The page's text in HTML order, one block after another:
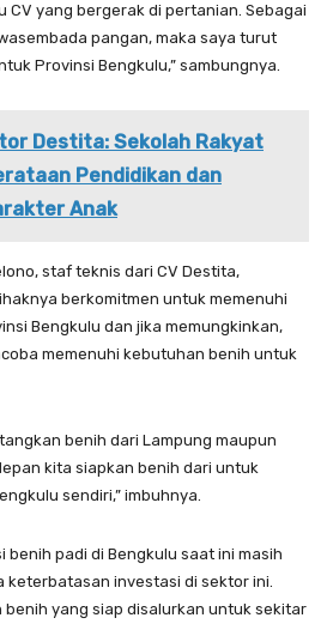
CV yang bergerak di pertanian. Sebagai
pangan, maka saya turut
Provinsi Bengkulu,” sambungnya.
Destita: Sekolah Rakyat
Pendidikan dan
Anak
staf teknis dari CV Destita,
berkomitmen untuk memenuhi
Bengkulu dan jika memungkinkan,
memenuhi kebutuhan benih untuk
benih dari Lampung maupun
kita siapkan benih dari untuk
sendiri,” imbuhnya.
benih padi di Bengkulu saat ini masih
keterbatasan investasi di sektor ini.
benih yang siap disalurkan untuk sekitar